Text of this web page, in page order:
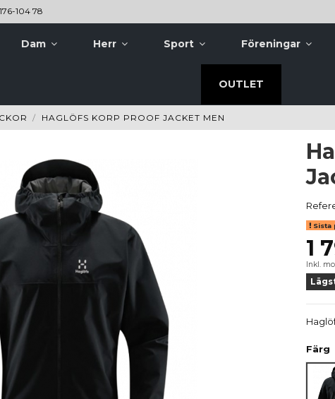
104 78
Dam Herr Sport Föreningar
OUTLET
HAGLÖFS KORP PROOF JACKET MEN
Sista
1
Inkl.
Färg